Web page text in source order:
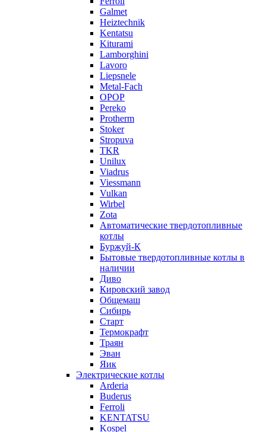
Galmet
Heiztechnik
Kentatsu
Kiturami
Lamborghini
Lavoro
Liepsnele
Metal-Fach
OPOP
Pereko
Protherm
Stoker
Stropuva
TKR
Unilux
Viadrus
Viessmann
Vulkan
Wirbel
Zota
Автоматические твердотопливные
котлы
Буржуй-К
Бытовые твердотопливные котлы в
наличии
Диво
Кировский завод
Общемаш
Сибирь
Старт
Термокрафт
Траян
Эван
Яик
Электрические котлы
Arderia
Buderus
Ferroli
KENTATSU
Kospel